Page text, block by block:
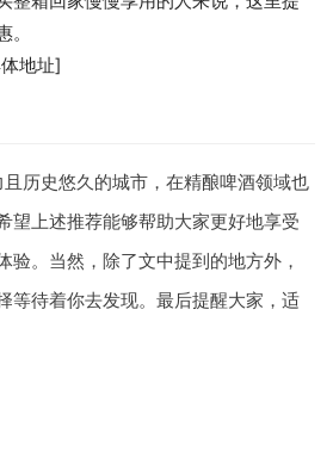
地址]
历史悠久的城市，在精酿啤酒领域也
望上述推荐能够帮助大家更好地享受
验。当然，除了文中提到的地方外，
等待着你去发现。最后提醒大家，适